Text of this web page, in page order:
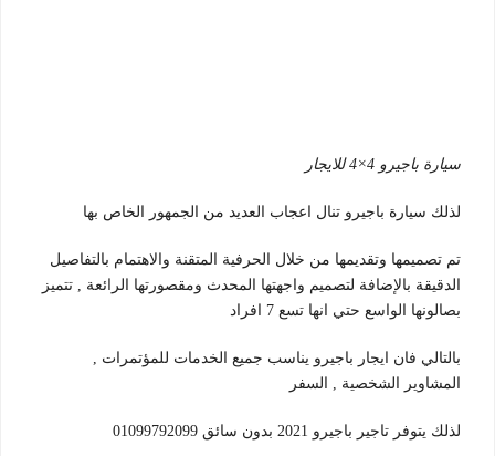
سيارة باجيرو 4×4 للايجار
لذلك سيارة باجيرو تنال اعجاب العديد من الجمهور الخاص بها
تم تصميمها وتقديمها من خلال الحرفية المتقنة والاهتمام بالتفاصيل
الدقيقة بالإضافة لتصميم واجهتها المحدث ومقصورتها الرائعة , تتميز
بصالونها الواسع حتي انها تسع 7 افراد
بالتالي فان ايجار باجيرو يناسب جميع الخدمات للمؤتمرات ,
المشاوير الشخصية , السفر
لذلك يتوفر تاجير باجيرو 2021 بدون سائق 01099792099